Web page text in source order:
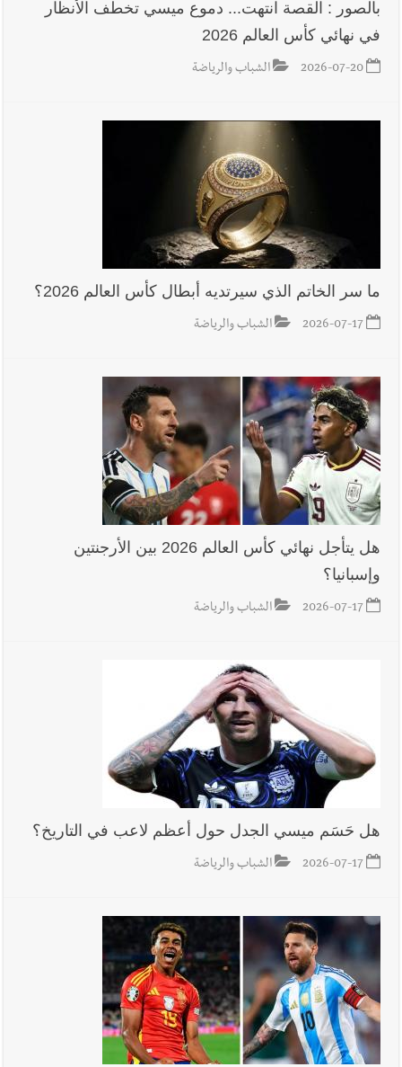
أخبار لبنان الطقس غدا صيفي معتاد والحرارة ضمن معدلاتها
الموسمية
إنفجار مرفأ أم إنفجار دولة؟... كيف نحمي لبنان؟
أخبار لبنان
راتب النائب من 3 آلاف إلى 5 آلاف دولار شهرياً...
فكيف أقرّت الزيادة؟
العالم العربي
يبقى الشعب الفلسطيني يعيش كل هذا الألم؟ وإلى متى تستمر هذه
المعاناة التي تمزق القلوب والضمائر؟
أخبار العالم
وإعلام إيراني: الاتّفاق مع عُمان مؤجّل ما دامت التهديدات مستمرّة
بلدية صيدا تهنئ نادي الأهلي صيدا بإحرازه بطولة لبنان
بكرة الطاولة للرجال للعام الرابع على التوالي
أخبار صيدا بالصور: رئيسا بلديتي صيدا وصور يشاركان في ورشة
تقنية حول الحد من النفايات البحرية وشباك الصيد المهملة
بالصور : القصة انتهت... دموع ميسي تخطف الأنظار
في نهائي كأس العالم 2026
2026-07-20 الشباب والرياضة
ما سر الخاتم الذي سيرتديه أبطال كأس العالم 2026؟
2026-07-17 الشباب والرياضة
هل يتأجل نهائي كأس العالم 2026 بين الأرجنتين
وإسبانيا؟
2026-07-17 الشباب والرياضة
هل حَسَم ميسي الجدل حول أعظم لاعب في التاريخ؟
2026-07-17 الشباب والرياضة